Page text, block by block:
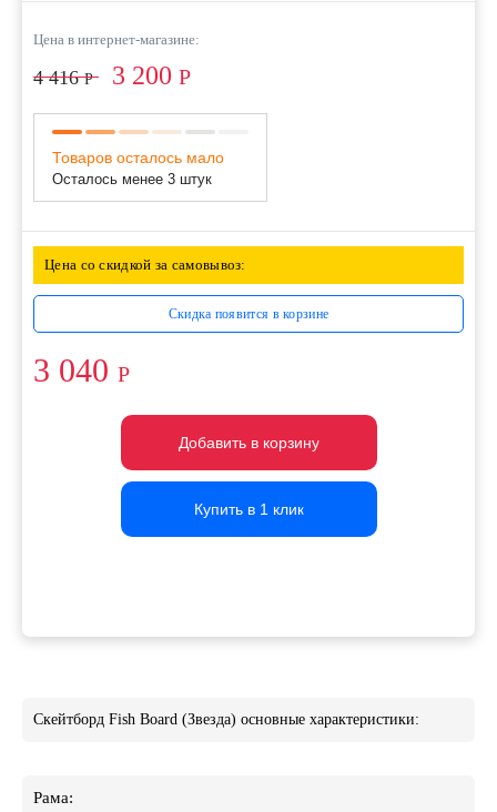
Цена в интернет-магазине:
4 416Р 3 200 Р
Товаров осталось мало
Осталось менее 3 штук
Цена со скидкой за самовывоз:
Скидка появится в корзине
3 040 Р
Добавить в корзину
Добавить в корзину
Добавить в корзину
Купить в 1 клик
Купить в 1 клик
Купить в 1 клик
Скейтборд Fish Board (Звезда) основные характеристики:
Рама: